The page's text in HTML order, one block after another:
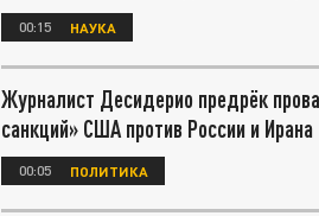
00:15 НАУКА
Журналист Десидерио предрёк
санкций» США против России и Ирана
00:05 ПОЛИТИКА